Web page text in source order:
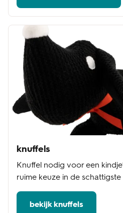
knuffels
Knuffel nodig voor een
ruime keuze in de schattigste
bekijk knuffels